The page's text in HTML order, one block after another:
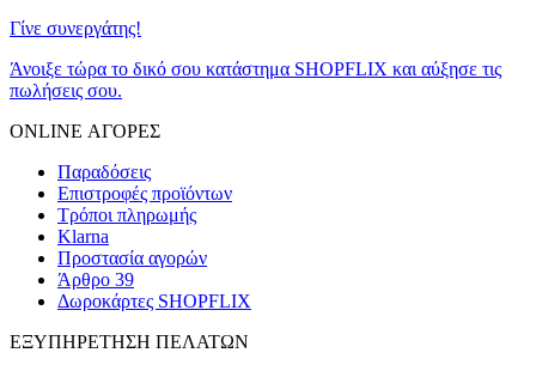
Γίνε συνεργάτης!
Άνοιξε τώρα το δικό σου κατάστημα SHOPFLIX και αύξησε τις
πωλήσεις σου.
ONLINE ΑΓΟΡΕΣ
Παραδόσεις
Επιστροφές προϊόντων
Τρόποι πληρωμής
Klarna
Προστασία αγορών
Άρθρο 39
Δωροκάρτες SHOPFLIX
ΕΞΥΠΗΡΕΤΗΣΗ ΠΕΛΑΤΩΝ